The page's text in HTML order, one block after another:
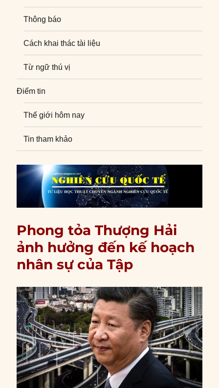
Thông báo
Cách khai thác tài liệu
Từ ngữ thú vị
Điểm tin
Thế giới hôm nay
Tin tham khảo
Phong tỏa Thượng Hải
ảnh hưởng đến kế hoạch
nhân sự của Tập